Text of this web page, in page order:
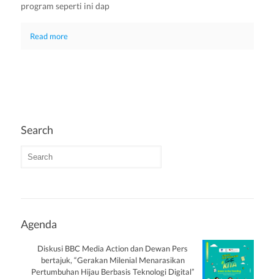
program seperti ini dap
Read more
Search
Agenda
Diskusi BBC Media Action dan Dewan Pers
bertajuk, “Gerakan Milenial Menarasikan
Pertumbuhan Hijau Berbasis Teknologi Digital”